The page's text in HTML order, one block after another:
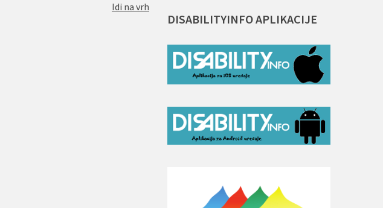
Idi na vrh
DISABILITYINFOAPLIKACIJE